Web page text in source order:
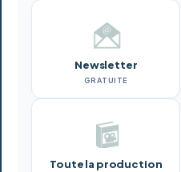
Newsletter
GRATUITE
Toute la production